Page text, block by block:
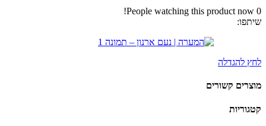
0
People watching this product now!
שיתפו:
לחץ להגדלה
מוצרים קשורים
קטגוריות